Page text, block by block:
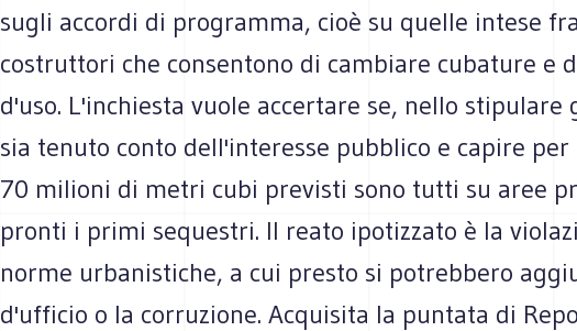
sugli accordi di programma, cioè su quelle intese
costruttori che consentono di cambiare cubature e
d'uso. L'inchiesta vuole accertare se, nello stipulare
sia tenuto conto dell'interesse pubblico e capire
70 milioni di metri cubi previsti sono tutti su aree
pronti i primi sequestri. Il reato ipotizzato è la
norme urbanistiche, a cui presto si potrebbero
d'ufficio o la corruzione. Acquisita la puntata di